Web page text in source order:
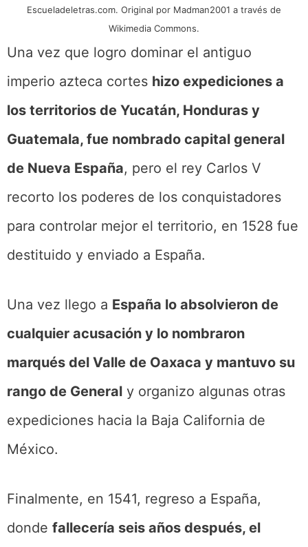
Escueladeletras.com. Original por Madman2001 a través de
Wikimedia Commons.
Una vez que logro dominar el antiguo
imperio azteca cortes hizo expediciones a
los territorios de Yucatán, Honduras y
Guatemala, fue nombrado capital general
de Nueva España, pero el rey Carlos V
recorto los poderes de los conquistadores
para controlar mejor el territorio, en 1528 fue
destituido y enviado a España.
Una vez llego a España lo absolvieron de
cualquier acusación y lo nombraron
marqués del Valle de Oaxaca y mantuvo su
rango de General y organizo algunas otras
expediciones hacia la Baja California de
México.
Finalmente, en 1541, regreso a España,
donde fallecería seis años después, el